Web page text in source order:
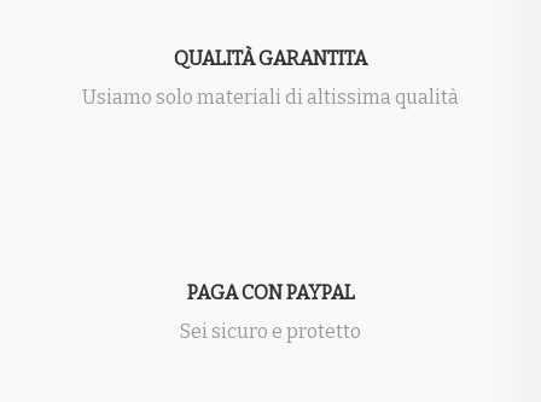
QUALITÀ GARANTITA
Usiamo solo materiali di altissima qualità
PAGA CON PAYPAL
Sei sicuro e protetto